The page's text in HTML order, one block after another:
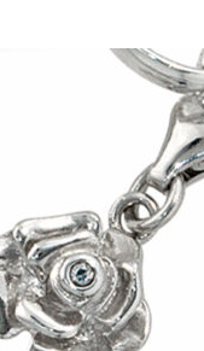
Search